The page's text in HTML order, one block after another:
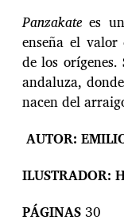
Panzakate es
enseña el
de los
andaluza,
nacen del
AUTOR:
ILUSTRADOR:
PÁGINAS 30